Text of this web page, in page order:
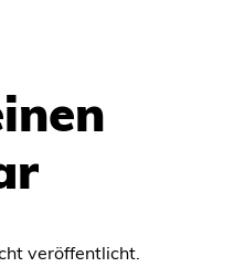
veröffentlicht.